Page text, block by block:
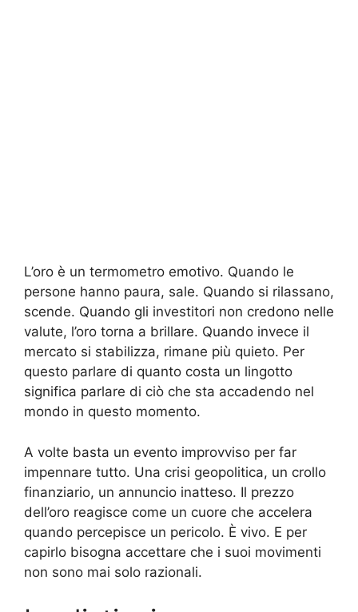
L’oro è un termometro emotivo. Quando le
persone hanno paura, sale. Quando si rilassano,
scende. Quando gli investitori non credono nelle
valute, l’oro torna a brillare. Quando invece il
mercato si stabilizza, rimane più quieto. Per
questo parlare di quanto costa un lingotto
significa parlare di ciò che sta accadendo nel
mondo in questo momento.
A volte basta un evento improvviso per far
impennare tutto. Una crisi geopolitica, un crollo
finanziario, un annuncio inatteso. Il prezzo
dell’oro reagisce come un cuore che accelera
quando percepisce un pericolo. È vivo. E per
capirlo bisogna accettare che i suoi movimenti
non sono mai solo razionali.